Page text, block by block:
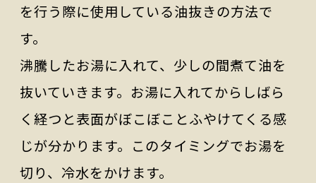
を行う際に使用している油抜きの方法で
す。
沸騰したお湯に入れて、少しの間煮て油を
抜いていきます。お湯に入れてからしばら
く経つと表面がぼこぼことふやけてくる感
じが分かります。このタイミングでお湯を
切り、冷水をかけます。